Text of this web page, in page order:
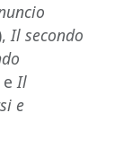
Il secondo
eIl
e